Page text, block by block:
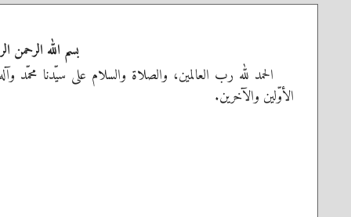
بسم الله الرحمن
الحمد لله رب العالمين، والصلاة والسلام على سيّدنا محمّد
الأوّلين والآخرين.